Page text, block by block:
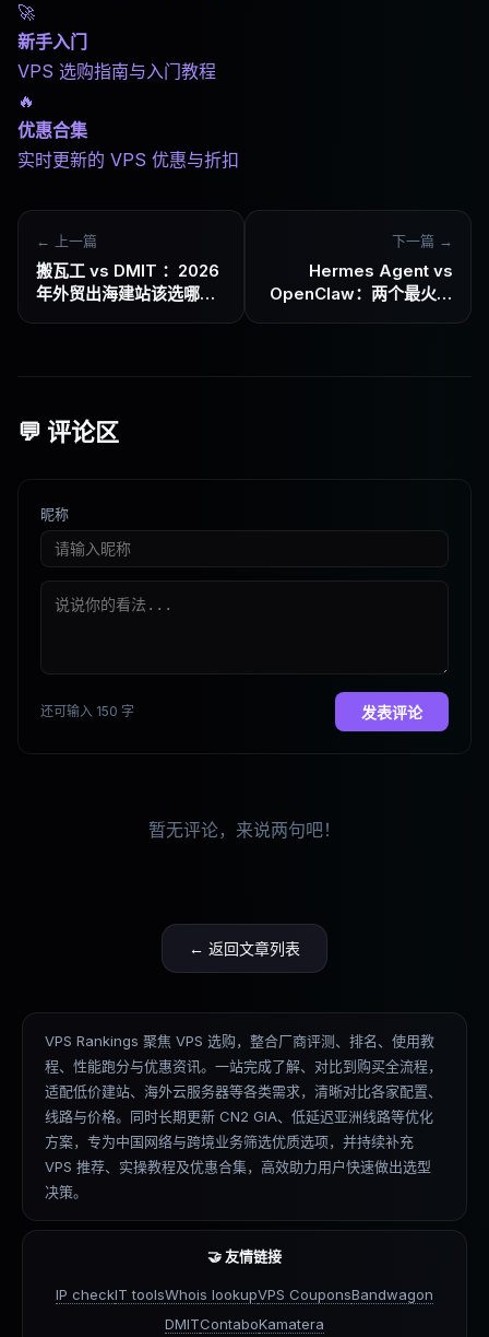
🚀
新手入门
VPS 选购指南与入门教程
🔥
优惠合集
实时更新的 VPS 优惠与折扣
← 上一篇
搬瓦工 vs DMIT ：2026
年外贸出海建站该选哪个
下一篇 →
Hermes Agent vs
OpenClaw：两个最火的
💬 评论区
昵称
还可输入 150 字 发表评论
暂无评论，来说两句吧！
← 返回文章列表
VPS Rankings 聚焦 VPS 选购，整合厂商评测、排名、使用教
程、性能跑分与优惠资讯。一站完成了解、对比到购买全流程，
适配低价建站、海外云服务器等各类需求，清晰对比各家配置、
线路与价格。同时长期更新 CN2 GIA、低延迟亚洲线路等优化
方案，专为中国网络与跨境业务筛选优质选项，并持续补充
VPS 推荐、实操教程及优惠合集，高效助力用户快速做出选型
决策。
🤝 友情链接
IP checkIT toolsWhois lookupVPS CouponsBandwagon
DMITContaboKamatera